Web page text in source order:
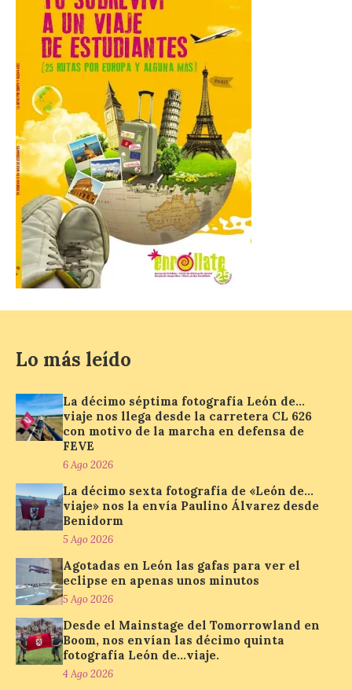
La novena campaña
arqueológica centrará sus
trabajos en el estudio de la
organización urbana y la
vida cotidiana del poblado
y contará con la participación de
estudiantes del grado en Historia. La
excavación se complementará con
actividades de divulgación abiertas […]
El Mercado Medieval abre
sus puertas en La Bañeza
con más de 60 puestos y
un amplio programa de
animación.
6 Ago 2026
incorpora un amplio
calendario de actividades
Bañeza inauguró en la tarde de este
martes 4 de agosto una nueva edición de
su tradicional Mercado Medieval, que
hasta el próximo 6 […]
Un viaje a la Antigüedad:
el Museo del Prado
propone un recorrido por
obras de su Colección de
inspiración clásica
6 Ago 2026
Al hilo del estreno de La
Odisea de Christopher
Nolan. La pieza de vídeo
Lo más leído
La décimo séptima fotografía León de…
viaje nos llega desde la carretera CL 626
con motivo de la marcha en defensa de
FEVE
6 Ago 2026
La décimo sexta fotografía de «León de…
viaje» nos la envía Paulino Álvarez desde
Benidorm
5 Ago 2026
Agotadas en León las gafas para ver el
eclipse en apenas unos minutos
5 Ago 2026
Desde el Mainstage del Tomorrowland en
Boom, nos envían las décimo quinta
fotografía León de…viaje.
4 Ago 2026